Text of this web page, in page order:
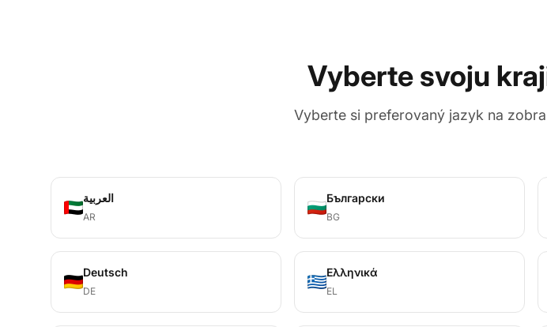
Vyberte svoju
Vyberte si preferovaný jazyk na
العربية
AR
Български
BG
Deutsch
DE
Ελληνικά
EL